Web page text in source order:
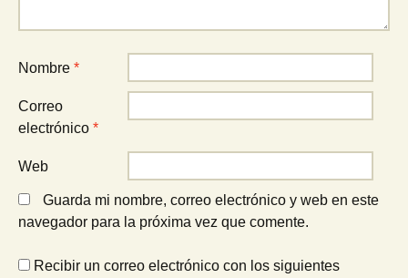
Nombre *
Correo
electrónico *
Web
Guarda mi nombre, correo electrónico y web en este
navegador para la próxima vez que comente.
Recibir un correo electrónico con los siguientes